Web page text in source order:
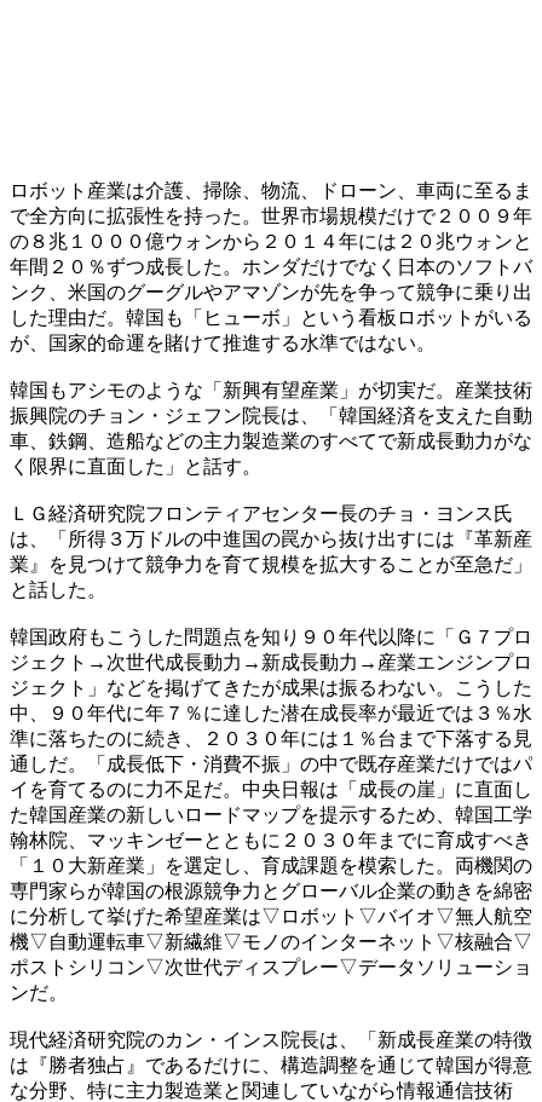
ロボット産業は介護、掃除、物流、ドローン、車両に至るま
で全方向に拡張性を持った。世界市場規模だけで２００９年
の８兆１０００億ウォンから２０１４年には２０兆ウォンと
年間２０％ずつ成長した。ホンダだけでなく日本のソフトバ
ンク、米国のグーグルやアマゾンが先を争って競争に乗り出
した理由だ。韓国も「ヒューボ」という看板ロボットがいる
が、国家的命運を賭けて推進する水準ではない。
韓国もアシモのような「新興有望産業」が切実だ。産業技術
振興院のチョン・ジェフン院長は、「韓国経済を支えた自動
車、鉄鋼、造船などの主力製造業のすべてで新成長動力がな
く限界に直面した」と話す。
ＬＧ経済研究院フロンティアセンター長のチョ・ヨンス氏
は、「所得３万ドルの中進国の罠から抜け出すには『革新産
業』を見つけて競争力を育て規模を拡大することが至急だ」
と話した。
韓国政府もこうした問題点を知り９０年代以降に「Ｇ７プロ
ジェクト→次世代成長動力→新成長動力→産業エンジンプロ
ジェクト」などを掲げてきたが成果は振るわない。こうした
中、９０年代に年７％に達した潜在成長率が最近では３％水
準に落ちたのに続き、２０３０年には１％台まで下落する見
通しだ。「成長低下・消費不振」の中で既存産業だけではパ
イを育てるのに力不足だ。中央日報は「成長の崖」に直面し
た韓国産業の新しいロードマップを提示するため、韓国工学
翰林院、マッキンゼーとともに２０３０年までに育成すべき
「１０大新産業」を選定し、育成課題を模索した。両機関の
専門家らが韓国の根源競争力とグローバル企業の動きを綿密
に分析して挙げた希望産業は▽ロボット▽バイオ▽無人航空
機▽自動運転車▽新繊維▽モノのインターネット▽核融合▽
ポストシリコン▽次世代ディスプレー▽データソリューショ
ンだ。
現代経済研究院のカン・インス院長は、「新成長産業の特徴
は『勝者独占』であるだけに、構造調整を通じて韓国が得意
な分野、特に主力製造業と関連していながら情報通信技術